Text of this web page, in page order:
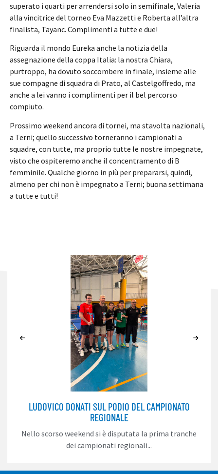
superato i quarti per arrendersi solo in semifinale, Valeria
alla vincitrice del torneo Eva Mazzetti e Roberta all’altra
finalista, Tayanc. Complimenti a tutte e due!
Riguarda il mondo Eureka anche la notizia della
assegnazione della coppa Italia: la nostra Chiara,
purtroppo, ha dovuto soccombere in finale, insieme alle
sue compagne di squadra di Prato, al Castelgoffredo, ma
anche a lei vanno i complimenti per il bel percorso
compiuto.
Prossimo weekend ancora di tornei, ma stavolta nazionali,
a Terni; quello successivo torneranno i campionati a
squadre, con tutte, ma proprio tutte le nostre impegnate,
visto che ospiteremo anche il concentramento di B
femminile. Qualche giorno in più per prepararsi, quindi,
almeno per chi non è impegnato a Terni; buona settimana
a tutte e tutti!
LUDOVICO DONATI SUL PODIO DEL CAMPIONATO
REGIONALE
Nello scorso weekend si è disputata la prima tranche
dei campionati regionali...